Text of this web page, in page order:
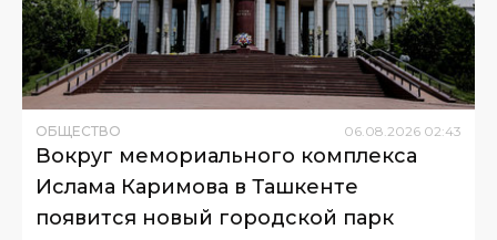
ОБЩЕСТВО 06.08.2026 02:43
Вокруг мемориального комплекса
Ислама Каримова в Ташкенте
появится новый городской парк